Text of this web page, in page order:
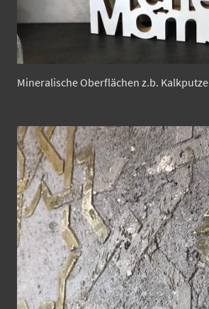
Mineralische Oberflächen z.b. Kalkputze